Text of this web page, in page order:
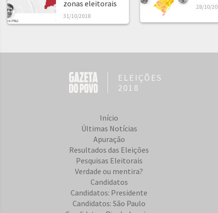
zonas eleitorais
31/10/2018
28/10/
ELEIÇÕES
2018
Início
Últimas Notícias
Apuração
Resultados das Eleições
Pesquisas Eleitorais
Verdade ou mentira?
Candidatos
Candidatos: Presidente
Candidatos: São Paulo